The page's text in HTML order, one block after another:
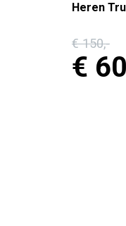
Heren
€ 150,-
€ 60